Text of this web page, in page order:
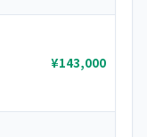
¥143,000